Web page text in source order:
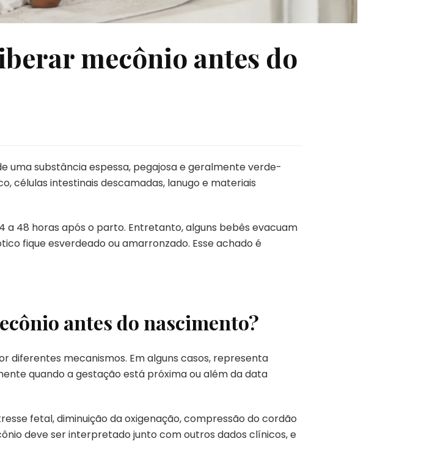
mecônio antes do
uma substância espessa, pegajosa e geralmente verde-
células intestinais descamadas, lanugo e materiais
a 48 horas após o parto. Entretanto, alguns bebês evacuam
fique esverdeado ou amarronzado. Esse achado é
antes do nascimento?
mecanismos. Em alguns casos, representa
quando a gestação está próxima ou além da data
fetal, diminuição da oxigenação, compressão do cordão
deve ser interpretado junto com outros dados clínicos, e